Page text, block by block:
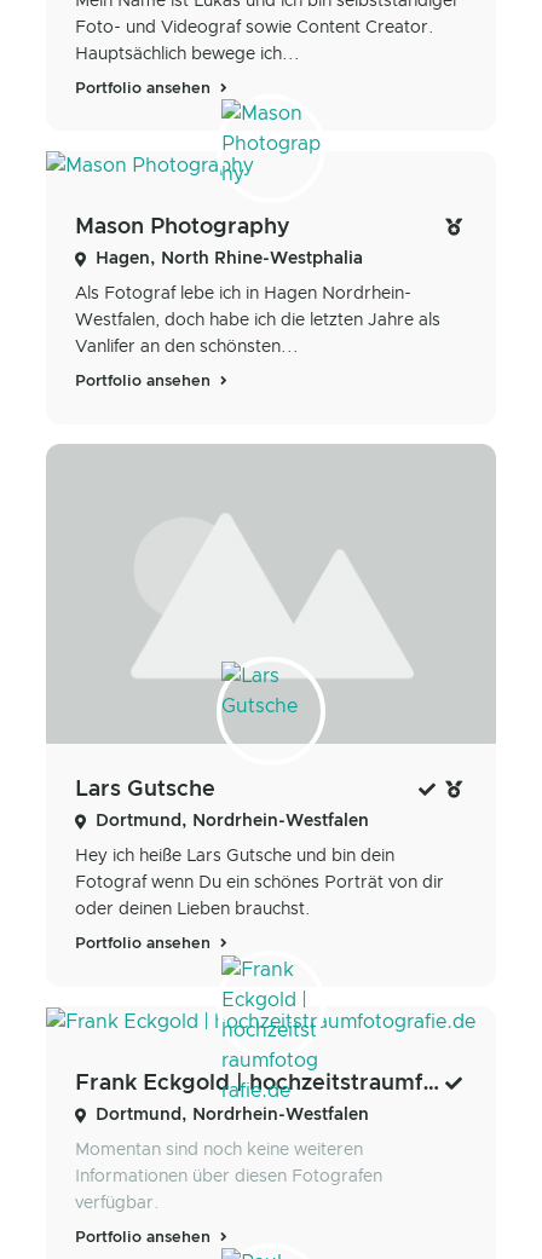
Foto- und Videograf sowie Content Creator.
Hauptsächlich bewege ich...
Portfolio ansehen
Mason Photography
Hagen, North Rhine-Westphalia
Als Fotograf lebe ich in Hagen Nordrhein-
Westfalen, doch habe ich die letzten Jahre als
Vanlifer an den schönsten...
Portfolio ansehen
Lars Gutsche
Dortmund, Nordrhein-Westfalen
Hey ich heiße Lars Gutsche und bin dein
Fotograf wenn Du ein schönes Porträt von dir
oder deinen Lieben brauchst.
Portfolio ansehen
Frank Eckgold | hochzeitstraumfotografie.de
Dortmund, Nordrhein-Westfalen
Momentan sind noch keine weiteren
Informationen über diesen Fotografen
verfügbar.
Portfolio ansehen